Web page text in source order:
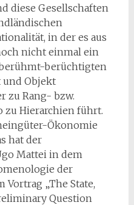
diese Gesellschaften
in der es aus
nicht einmal ein
berüchtigten
und Objekt
zu Rang- bzw.
zu Hierarchien führt.
Ökonomie
hat der
Mattei in dem
der
Vortrag „The State,
Question